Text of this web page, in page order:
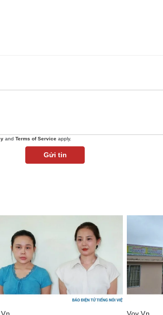
and Terms of Service apply.
Gửi tin